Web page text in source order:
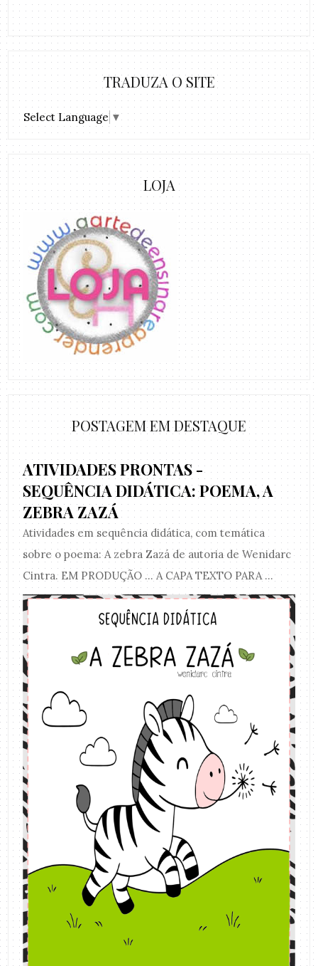
TRADUZA O SITE
Select Language ▼
LOJA
POSTAGEM EM DESTAQUE
ATIVIDADES PRONTAS -
SEQUÊNCIA DIDÁTICA: POEMA, A
ZEBRA ZAZÁ
Atividades em sequência didática, com temática
sobre o poema: A zebra Zazá de autoria de Wenidarc
Cintra. EM PRODUÇÃO ... A CAPA TEXTO PARA ...